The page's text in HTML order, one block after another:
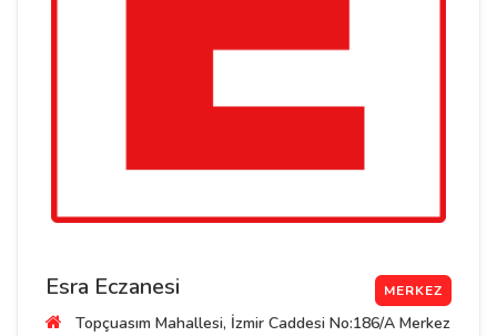
Esra Eczanesi MERKEZ
Topçuasım Mahallesi, İzmir Caddesi No:186/A Merkez